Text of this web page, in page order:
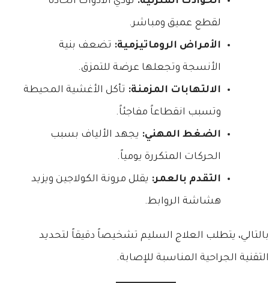
لقطع عميق ومباشر.
الأمراض الروماتيزمية: تضعف بنية
الأنسجة وتجعلها عرضة للتمزق.
الالتهابات المزمنة: تأكل الأغشية المحيطة
وتسبب انقطاعاً مفاجئاً.
الضغط المهني: يجهد الألياف بسبب
الحركات المتكررة يومياً.
التقدم بالعمر: يقلل مرونة الكولاجين ويزيد
هشاشة الروابط.
بالتالي، يتطلب العلاج السليم تشخيصاً دقيقاً لتحديد
التقنية الجراحية المناسبة للإصابة.